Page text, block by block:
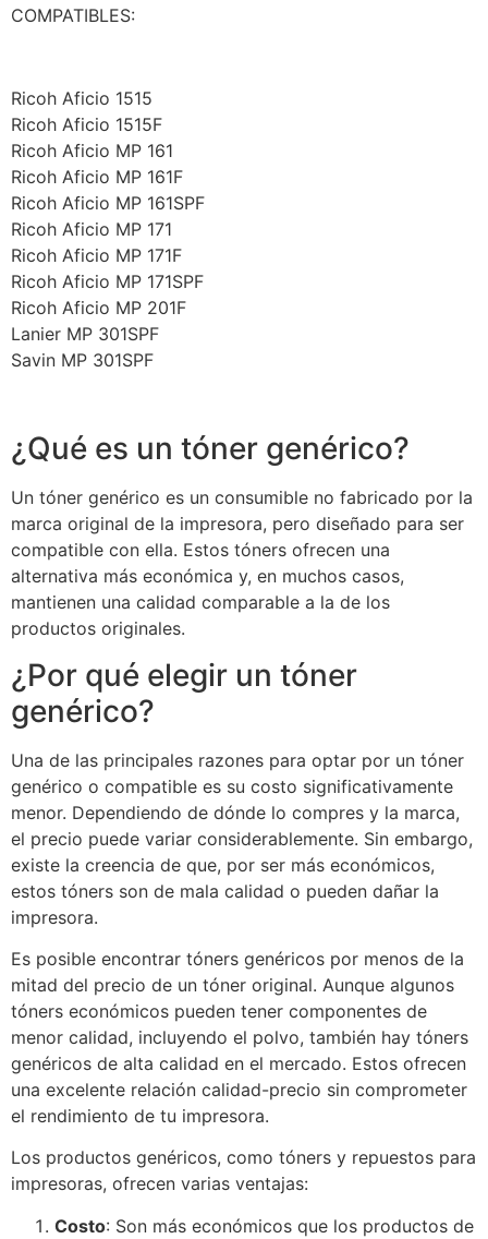
COMPATIBLES:
Ricoh Aficio 1515
Ricoh Aficio 1515F
Ricoh Aficio MP 161
Ricoh Aficio MP 161F
Ricoh Aficio MP 161SPF
Ricoh Aficio MP 171
Ricoh Aficio MP 171F
Ricoh Aficio MP 171SPF
Ricoh Aficio MP 201F
Lanier MP 301SPF
Savin MP 301SPF
¿Qué es un tóner genérico?
Un tóner genérico es un consumible no fabricado por la
marca original de la impresora, pero diseñado para ser
compatible con ella. Estos tóners ofrecen una
alternativa más económica y, en muchos casos,
mantienen una calidad comparable a la de los
productos originales.
¿Por qué elegir un tóner
genérico?
Una de las principales razones para optar por un tóner
genérico o compatible es su costo significativamente
menor. Dependiendo de dónde lo compres y la marca,
el precio puede variar considerablemente. Sin embargo,
existe la creencia de que, por ser más económicos,
estos tóners son de mala calidad o pueden dañar la
impresora.
Es posible encontrar tóners genéricos por menos de la
mitad del precio de un tóner original. Aunque algunos
tóners económicos pueden tener componentes de
menor calidad, incluyendo el polvo, también hay tóners
genéricos de alta calidad en el mercado. Estos ofrecen
una excelente relación calidad-precio sin comprometer
el rendimiento de tu impresora.
Los productos genéricos, como tóners y repuestos para
impresoras, ofrecen varias ventajas:
Costo: Son más económicos que los productos de